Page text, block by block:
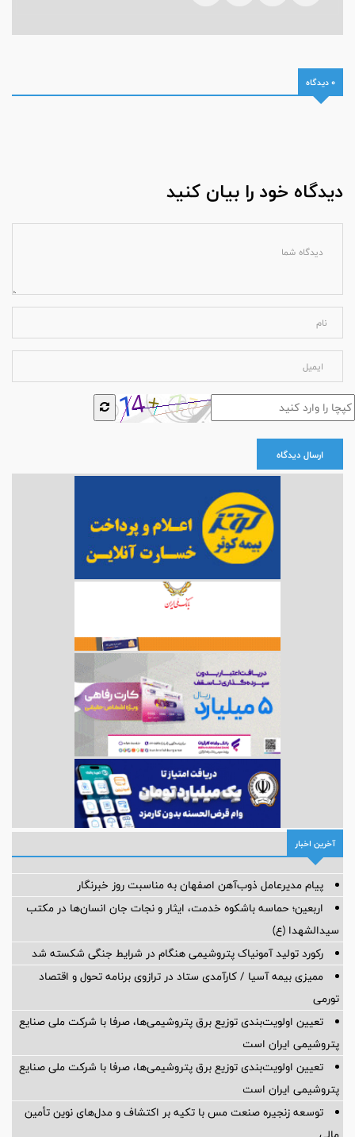
0 دیدگاه
دیدگاه خود را بیان کنید
ارسال دیدگاه
آخرین اخبار
پیام مدیرعامل ذوب‌آهن اصفهان به مناسبت روز خبرنگار
اربعین؛ حماسه باشکوه خدمت، ایثار و نجات جان انسان‌ها در مکتب
سیدالشهدا (ع)
رکورد تولید آمونیاک پتروشیمی هنگام در شرایط جنگی شکسته شد
ممیزی بیمه آسیا / کارآمدی ستاد در ترازوی برنامه تحول و اقتصاد
تورمی
تعیین اولویت‌بندی توزیع برق پتروشیمی‌ها، صرفا با شرکت ملی صنایع
پتروشیمی ایران است
تعیین اولویت‌بندی توزیع برق پتروشیمی‌ها، صرفا با شرکت ملی صنایع
پتروشیمی ایران است
توسعه زنجیره صنعت مس با تکیه بر اکتشاف و مدل‌های نوین تأمین